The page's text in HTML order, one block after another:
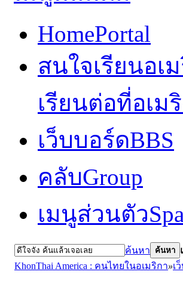
HomePortal
สนใจเรียนอเ
เรียนต่อที่อเ
เว็บบอร์ดBBS
คลับGroup
เมนูส่วนตัว
ค้นหา ค้นหา
KhonThai America : คนไทยในอเมริกา»เ